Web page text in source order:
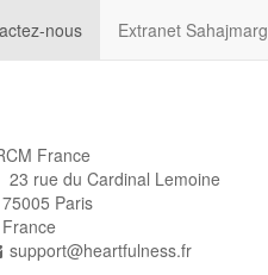
nous Extranet Sahajmarg
France
23 rue du Cardinal Lemoine
Paris
support@heartfulness.fr